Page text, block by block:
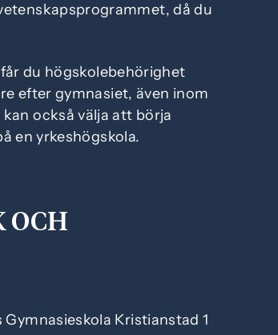
då du
du högskolebehörighet
efter gymnasiet, även inom
också välja att börja
en yrkeshögskola.
OCH
Kristianstad 1